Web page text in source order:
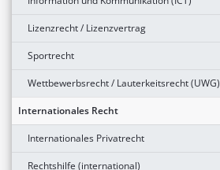
Lizenzrecht / Lizenzvertrag
Sportrecht
Wettbewerbsrecht / Lauterkeitsrecht (UWG)
Internationales Recht
Internationales Privatrecht
Rechtshilfe (international)